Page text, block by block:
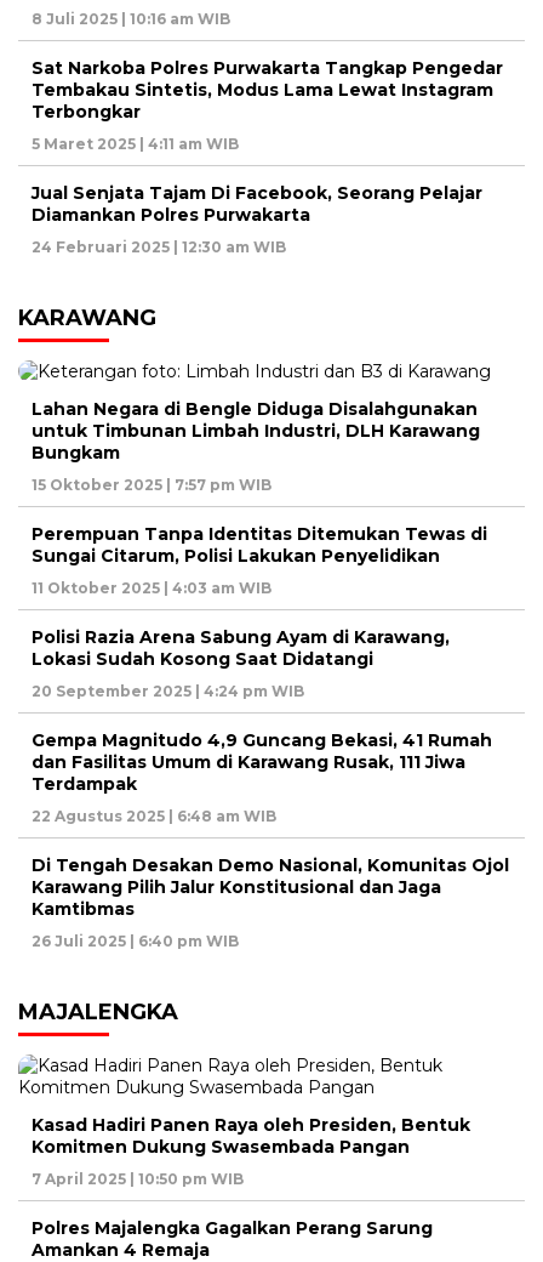
8 Juli 2025 | 10:16 am WIB
Sat Narkoba Polres Purwakarta Tangkap Pengedar
Tembakau Sintetis, Modus Lama Lewat Instagram
Terbongkar
5 Maret 2025 | 4:11 am WIB
Jual Senjata Tajam Di Facebook, Seorang Pelajar
Diamankan Polres Purwakarta
24 Februari 2025 | 12:30 am WIB
KARAWANG
Lahan Negara di Bengle Diduga Disalahgunakan
untuk Timbunan Limbah Industri, DLH Karawang
Bungkam
15 Oktober 2025 | 7:57 pm WIB
Perempuan Tanpa Identitas Ditemukan Tewas di
Sungai Citarum, Polisi Lakukan Penyelidikan
11 Oktober 2025 | 4:03 am WIB
Polisi Razia Arena Sabung Ayam di Karawang,
Lokasi Sudah Kosong Saat Didatangi
20 September 2025 | 4:24 pm WIB
Gempa Magnitudo 4,9 Guncang Bekasi, 41 Rumah
dan Fasilitas Umum di Karawang Rusak, 111 Jiwa
Terdampak
22 Agustus 2025 | 6:48 am WIB
Di Tengah Desakan Demo Nasional, Komunitas Ojol
Karawang Pilih Jalur Konstitusional dan Jaga
Kamtibmas
26 Juli 2025 | 6:40 pm WIB
MAJALENGKA
Kasad Hadiri Panen Raya oleh Presiden, Bentuk
Komitmen Dukung Swasembada Pangan
7 April 2025 | 10:50 pm WIB
Polres Majalengka Gagalkan Perang Sarung
Amankan 4 Remaja